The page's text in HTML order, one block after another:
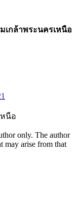
กล้าพระนครเหนือ
นือ
only. The author
may arise from that